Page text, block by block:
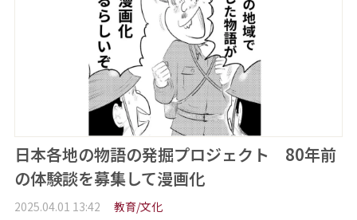
日本各地の物語の発掘プロジェクト 80年前
の体験談を募集して漫画化
2025.04.01 13:42 教育/文化